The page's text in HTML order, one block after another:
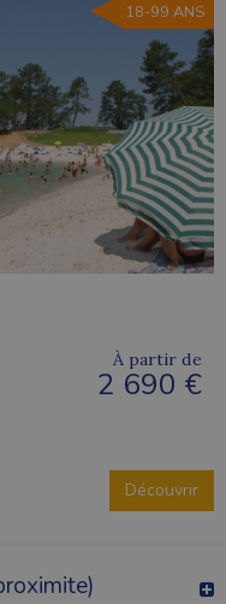
18-99 ANS
À partir de
2 690 €
Découvrir